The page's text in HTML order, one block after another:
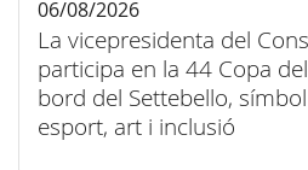
La vicepresidenta del
participa en la 44 Copa del
bord del Settebello,
esport, art i inclusió
06/08/2026